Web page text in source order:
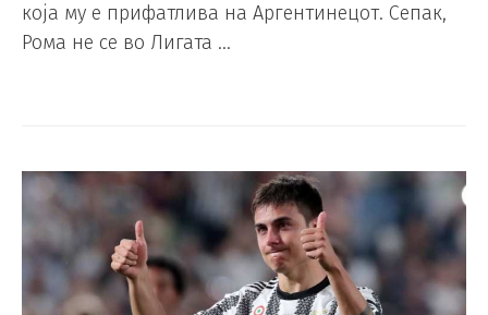
која му е прифатлива на Аргентинецот. Сепак,
Рома не се во Лигата …